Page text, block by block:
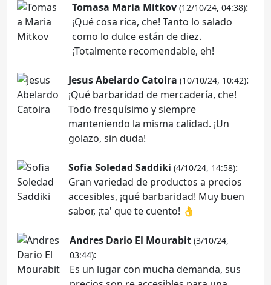
Tomasa Maria Mitkov (12/10/24, 04:38):
¡Qué cosa rica, che! Tanto lo salado
como lo dulce están de diez.
¡Totalmente recomendable, eh!
Jesus Abelardo Catoira (10/10/24, 10:42):
¡Qué barbaridad de mercadería, che!
Todo fresquísimo y siempre
manteniendo la misma calidad. ¡Un
golazo, sin duda!
Sofia Soledad Saddiki (4/10/24, 14:58):
Gran variedad de productos a precios
accesibles, ¡qué barbaridad! Muy buen
sabor, ¡ta' que te cuento! 👌
Andres Dario El Mourabit (3/10/24,
03:44):
Es un lugar con mucha demanda, sus